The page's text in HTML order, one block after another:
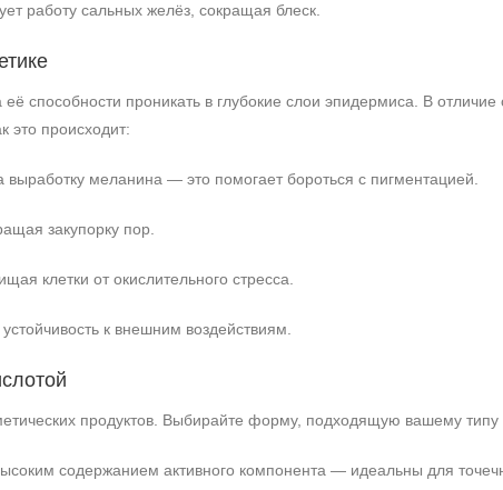
работу сальных желёз, сокращая блеск.
способности проникать в глубокие слои эпидермиса. В отличие
это происходит:
меланина — это помогает бороться с пигментацией.
закупорку пор.
клетки от окислительного стресса.
к внешним воздействиям.
продуктов. Выбирайте форму, подходящую вашему
содержанием активного компонента — идеальны для